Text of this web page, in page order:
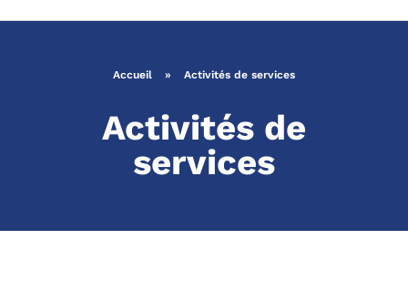
Accueil » Activités de services
Activités de
services